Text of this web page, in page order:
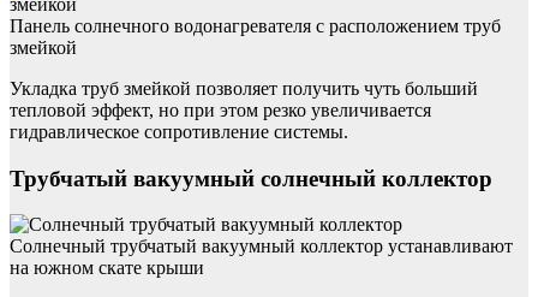
Панель солнечного водонагревателя с расположением труб
змейкой
Укладка труб змейкой позволяет получить чуть больший
тепловой эффект, но при этом резко увеличивается
гидравлическое сопротивление системы.
Трубчатый вакуумный солнечный коллектор
Солнечный трубчатый вакуумный коллектор устанавливают
на южном скате крыши